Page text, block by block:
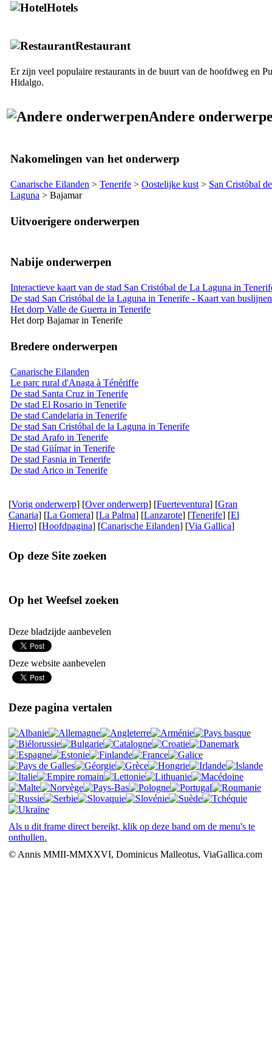
Hotels
Restaurant
Er zijn veel populaire restaurants in de buurt van de hoofdweg en
Hidalgo.
Andere
Nakomelingen van het onderwerp
Canarische Eilanden > Tenerife > Oostelijke kust > San Cristóbal
Laguna > Bajamar
Uitvoerigere onderwerpen
Nabije onderwerpen
Interactieve kaart van de stad San Cristóbal de La Laguna in
De stad San Cristóbal de la Laguna in Tenerife - Kaart van
Het dorp Valle de Guerra in Tenerife
Het dorp Bajamar in Tenerife
Bredere onderwerpen
Canarische Eilanden
Le parc rural d'Anaga à Ténériffe
De stad Santa Cruz in Tenerife
De stad El Rosario in Tenerife
De stad Candelaria in Tenerife
De stad San Cristóbal de la Laguna in Tenerife
De stad Arafo in Tenerife
De stad Güímar in Tenerife
De stad Fasnia in Tenerife
De stad Arico in Tenerife
[Vorig onderwerp] [Over onderwerp] [Fuerteventura] [Gran
Canaria] [La Gomera] [La Palma] [Lanzarote] [Tenerife] [El
Hierro] [Hoofdpagina] [Canarische Eilanden] [Via Gallica]
Op deze Site zoeken
Op het Weefsel zoeken
Deze bladzijde aanbevelen
Deze website aanbevelen
Deze pagina vertalen
Als u dit frame direct bereikt, klik op deze band om de menu's te
onthullen.
© Annis MMII-MMXXVI, Dominicus Malleotus, ViaGallica.com